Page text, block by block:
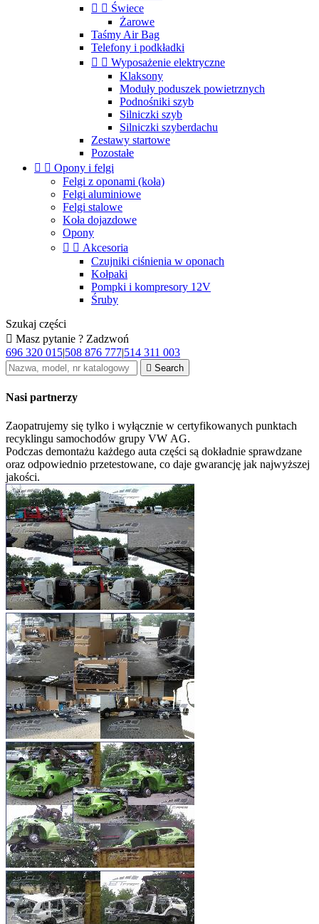
  Świece
Żarowe
Taśmy Air Bag
Telefony i podkładki
  Wyposażenie elektryczne
Klaksony
Moduły poduszek powietrznych
Podnośniki szyb
Silniczki szyb
Silniczki szyberdachu
Zestawy startowe
Pozostałe
  Opony i felgi
Felgi z oponami (koła)
Felgi aluminiowe
Felgi stalowe
Koła dojazdowe
Opony
  Akcesoria
Czujniki ciśnienia w oponach
Kołpaki
Pompki i kompresory 12V
Śruby
Szukaj części
 Masz pytanie ? Zadzwoń
696 320 015|508 876 777|514 311 003
 Search
Nasi partnerzy
Zaopatrujemy się tylko i wyłącznie w certyfikowanych punktach
recyklingu samochodów grupy VW AG.
Podczas demontażu każdego auta części są dokładnie sprawdzane
oraz odpowiednio przetestowane, co daje gwarancję jak najwyższej
jakości.